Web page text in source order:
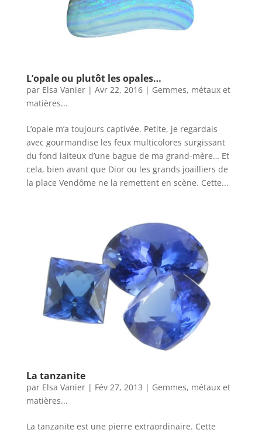
L’opale ou plutôt les opales…
par Elsa Vanier| Avr 22, 2016| Gemmes, métaux et
matières...
L’opale m’a toujours captivée. Petite, je regardais
avec gourmandise les feux multicolores surgissant
du fond laiteux d’une bague de ma grand-mère… Et
cela, bien avant que Dior ou les grands joailliers de
la place Vendôme ne la remettent en scène. Cette...
La tanzanite
par Elsa Vanier| Fév 27, 2013 | Gemmes, métaux et
matières...
La tanzanite est une pierre extraordinaire. Cette